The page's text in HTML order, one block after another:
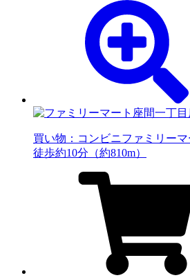
買い物：コンビニファミリー
徒歩約10分（約810m）